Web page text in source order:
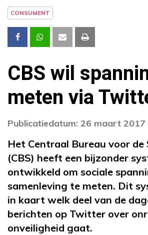
CONSUMENT
CBS wil
meten via
Publicatiedatum: 26 maart 2017
Het Centraal Bureau voor
(CBS) heeft een bijzonder
ontwikkeld om sociale
samenleving te meten. Dit
in kaart welk deel van de
berichten op Twitter over
onveiligheid gaat.